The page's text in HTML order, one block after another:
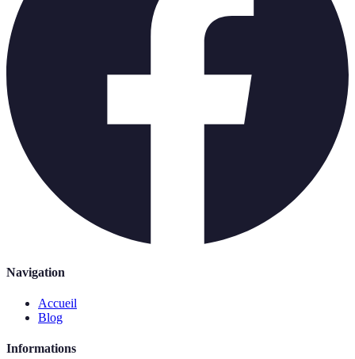
Navigation
Accueil
Blog
Informations